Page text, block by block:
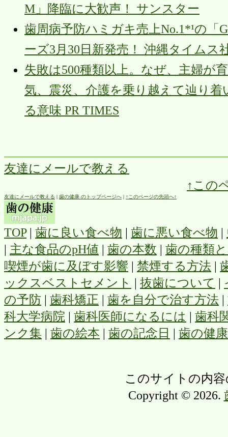
M」降臨に大歓声！ サンスター
歯周病予防ハミガキ売上No.1*¹の
ーズ3月30日新発売！ 沖縄タイムス
失敗は500種類以上。なぜ、主婦
気、震災、介護を乗り越えて辿り
る意味 PR TIMES
友達にメールで教える
↑この
友達にメールで教える | 歯の健康 のトップページへ | ↑このページの先頭へ↑
TOP| 歯に良い食べ物 | 歯に悪い食べ物 |
| 主な食品のpH値 | 歯の本数 | 歯の種類
喫煙が歯に及ぼす影響 | 禁煙する方法 |
ックスベストセメント | 抜歯について |
の予防 | 歯科矯正 | 歯を自分で治す方法 |
科大学病院 | 歯科医師になるには | 歯科
ンク集 | 歯の絵本 | 歯の記念日 | 歯の健
このサイトの内
Copyright © 2026.